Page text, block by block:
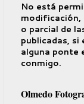
No está
o parcial de
publicadas, si
alguna ponte
conmigo.
Olmedo